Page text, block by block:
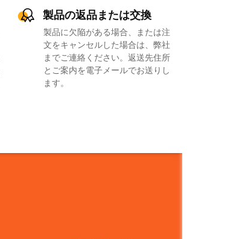
製品の返品または交換
製品に欠陥がある場合、または注
文をキャンセルした場合は、弊社
までご連絡ください。返送先住所
とご案内を電子メールでお送りし
ます。